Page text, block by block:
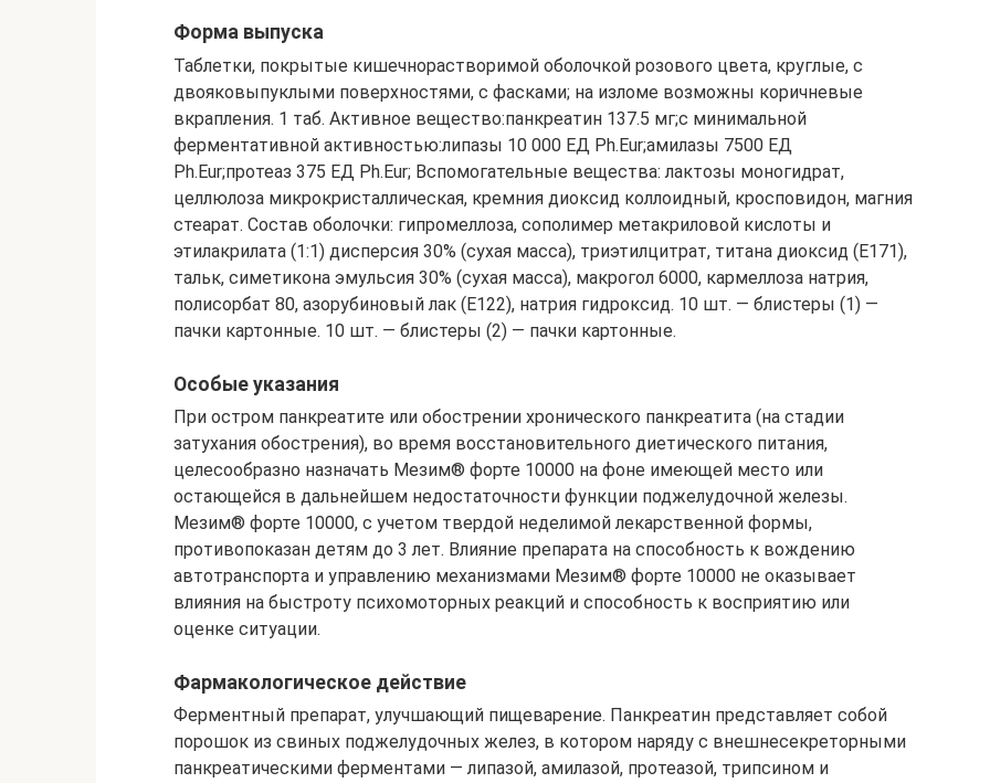
Форма выпуска
Таблетки, покрытые кишечнорастворимой оболочкой розового цвета, круглые, с
двояковыпуклыми поверхностями, с фасками; на изломе возможны коричневые
вкрапления. 1 таб. Активное вещество:панкреатин 137.5 мг;с минимальной
ферментативной активностью:липазы 10 000 ЕД Ph.Eur;амилазы 7500 ЕД
Ph.Eur;протеаз 375 ЕД Ph.Eur; Вспомогательные вещества: лактозы моногидрат,
целлюлоза микрокристаллическая, кремния диоксид коллоидный, кросповидон, магния
стеарат. Состав оболочки: гипромеллоза, сополимер метакриловой кислоты и
этилакрилата (1:1) дисперсия 30% (сухая масса), триэтилцитрат, титана диоксид (Е171),
тальк, симетикона эмульсия 30% (сухая масса), макрогол 6000, кармеллоза натрия,
полисорбат 80, азорубиновый лак (Е122), натрия гидроксид. 10 шт. — блистеры (1) —
пачки картонные. 10 шт. — блистеры (2) — пачки картонные.
Особые указания
При остром панкреатите или обострении хронического панкреатита (на стадии
затухания обострения), во время восстановительного диетического питания,
целесообразно назначать Мезим® форте 10000 на фоне имеющей место или
остающейся в дальнейшем недостаточности функции поджелудочной железы.
Мезим® форте 10000, с учетом твердой неделимой лекарственной формы,
противопоказан детям до 3 лет. Влияние препарата на способность к вождению
автотранспорта и управлению механизмами Мезим® форте 10000 не оказывает
влияния на быстроту психомоторных реакций и способность к восприятию или
оценке ситуации.
Фармакологическое действие
Ферментный препарат, улучшающий пищеварение. Панкреатин представляет собой
порошок из свиных поджелудочных желез, в котором наряду с внешнесекреторными
панкреатическими ферментами — липазой, амилазой, протеазой, трипсином и